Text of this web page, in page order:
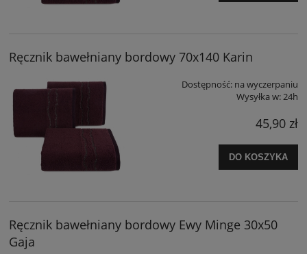
Ręcznik bawełniany bordowy 70x140 Karin
Dostępność: na wyczerpaniu
Wysyłka w:24h
45,90 zł
DO KOSZYKA
Ręcznik bawełniany bordowy Ewy Minge 30x50
Gaja